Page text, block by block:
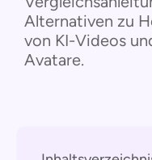
Alternativen zu
von KI-Videos
Avatare.